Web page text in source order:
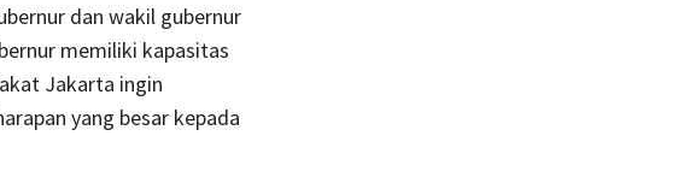
dan wakil gubernur
memiliki kapasitas
Jakarta ingin
yang besar kepada